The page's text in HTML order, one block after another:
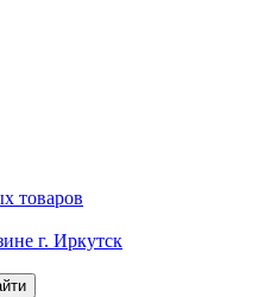
товаров
г. Иркутск